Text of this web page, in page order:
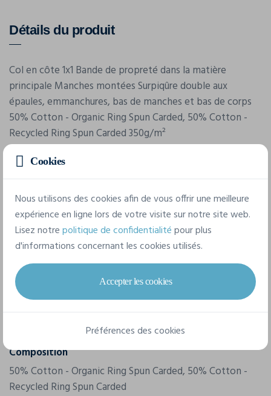
Détails du produit
Col en côte 1x1 Bande de propreté dans la matière
principale Manches montées Surpiqûre double aux
épaules, emmanchures, bas de manches et bas de corps
50% Cotton - Organic Ring Spun Carded, 50% Cotton -
Recycled Ring Spun Carded 350g/m²
Caractéristiques
Marque
Stanley/Stella
Référence
STSU269
Grammage
Composition
50% Cotton - Organic Ring Spun Carded, 50% Cotton -
Recycled Ring Spun Carded
Cookies
Nous utilisons des cookies afin de vous offrir une meilleure
expérience en ligne lors de votre visite sur notre site web.
Lisez notrepolitique de confidentialitépour plus
d'informations concernant les cookies utilisés.
Accepter les cookies
Préférences des cookies